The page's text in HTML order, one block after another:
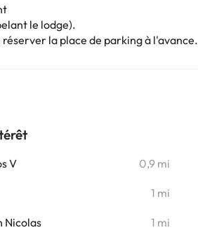
le lodge).
la place de parking à l'avance.
V 0,9 mi
1 mi
Nicolas 1 mi